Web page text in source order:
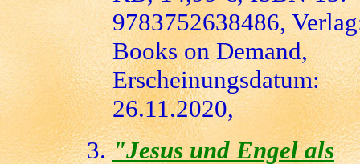
9783752638486,
Books on Demand,
Erscheinungsdatum:
26.11.2020,
"Jesus und Engel als